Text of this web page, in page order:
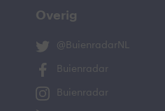
Overig
@BuienradarNL
Buienradar
Buienradar